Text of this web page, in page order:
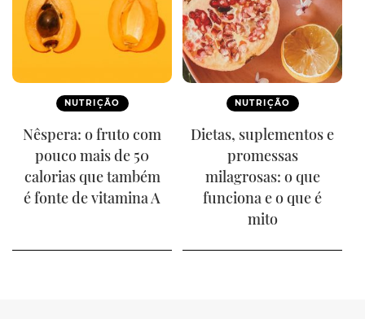
NUTRIÇÃO
Nêspera: o fruto com
pouco mais de 50
calorias que também
é fonte de vitamina A
NUTRIÇÃO
Dietas, suplementos e
promessas
milagrosas: o que
funciona e o que é
mito